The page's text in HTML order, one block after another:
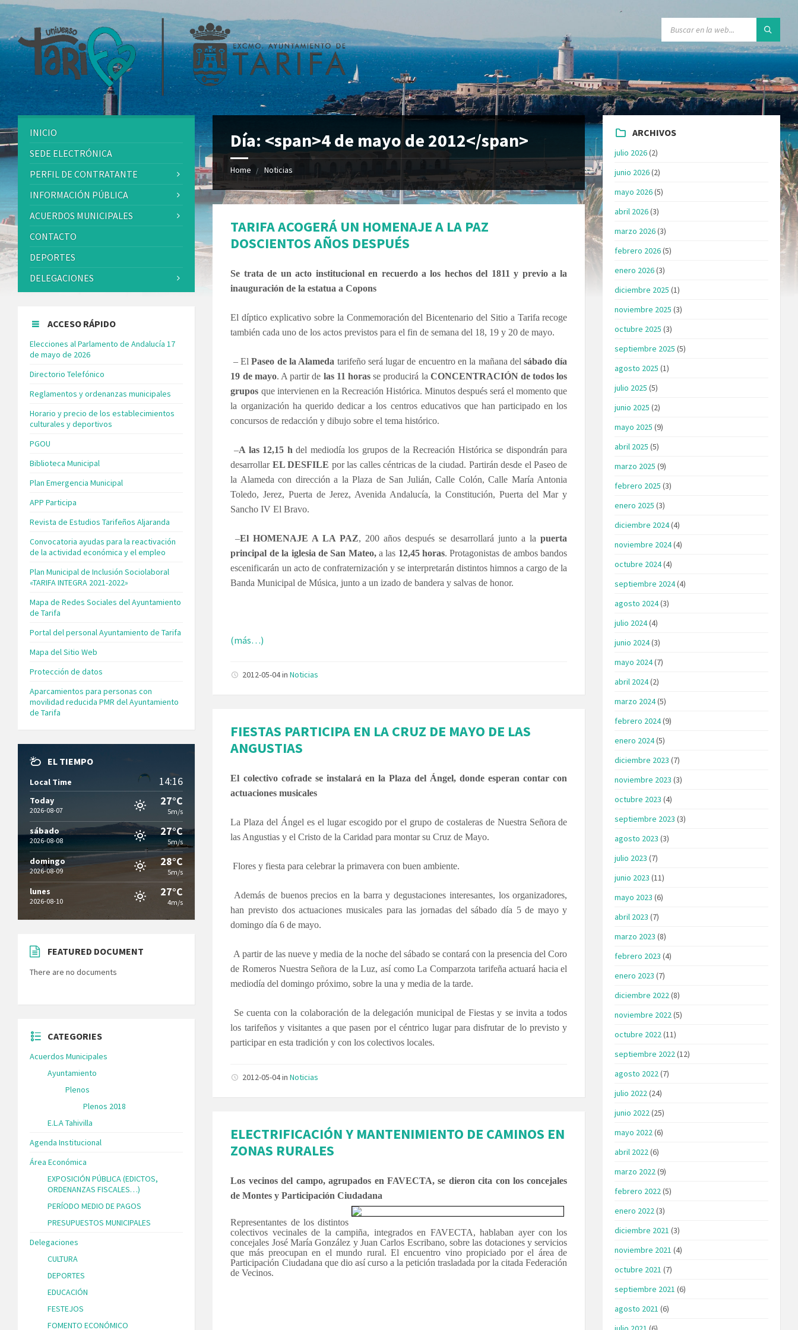
Día: <span>4 de mayo de 2012</span>
Home Noticias
TARIFA ACOGERÁ UN HOMENAJE A LA PAZ
DOSCIENTOS AÑOS DESPUÉS
Se trata de un acto institucional en recuerdo a los hechos del 1811 y previo a la
inauguración de la estatua a Copons
El díptico explicativo sobre la Conmemoración del Bicentenario del Sitio a Tarifa recoge
también cada uno de los actos previstos para el fin de semana del 18, 19 y 20 de mayo.
– ElPaseo de la Alameda tarifeño será lugar de encuentro en la mañana delsábado día
19 de mayo. A partir de las 11 horas se producirá la CONCENTRACIÓNde todos los
grupos que intervienen en la Recreación Histórica. Minutos después será el momento que
la organización ha querido dedicar a los centros educativos que han participado en los
concursos de redacción y dibujo sobre el tema histórico.
–A las 12,15 h del mediodía los grupos de la Recreación Histórica se dispondrán para
desarrollar EL DESFILE por las calles céntricas de la ciudad. Partirán desde el Paseo de
la Alameda con dirección a la Plaza de San Julián, Calle Colón, Calle María Antonia
Toledo, Jerez, Puerta de Jerez, Avenida Andalucía, la Constitución, Puerta del Mar y
Sancho IV El Bravo.
–El HOMENAJE A LA PAZ, 200 años después se desarrollará junto a lapuerta
principal de la iglesia de San Mateo,a las 12,45 horas. Protagonistas de ambos bandos
escenificarán un acto de confraternización y se interpretarán distintos himnos a cargo de la
Banda Municipal de Música, junto a un izado de bandera y salvas de honor.
(más…)
2012-05-04inNoticias
FIESTAS PARTICIPA EN LA CRUZ DE MAYO DE LAS
ANGUSTIAS
El colectivo cofrade se instalará en la Plaza del Ángel, donde esperan contar con
actuaciones musicales
La Plaza del Ángel es el lugar escogido por el grupo de costaleras de Nuestra Señora de
las Angustias y el Cristo de la Caridad para montar su Cruz de Mayo.
Flores y fiesta para celebrar la primavera con buen ambiente.
Además de buenos precios en la barra y degustaciones interesantes, los organizadores,
han previsto dos actuaciones musicales para las jornadas del sábado día 5 de mayo y
domingo día 6 de mayo.
A partir de las nueve y media de la noche del sábado se contará con la presencia del Coro
de Romeros Nuestra Señora de la Luz, así como La Comparzota tarifeña actuará hacia el
mediodía del domingo próximo, sobre la una y media de la tarde.
Se cuenta con la colaboración de la delegación municipal de Fiestas y se invita a todos
los tarifeños y visitantes a que pasen por el céntrico lugar para disfrutar de lo previsto y
participar en esta tradición y con los colectivos locales.
2012-05-04inNoticias
ELECTRIFICACIÓN Y MANTENIMIENTO DE CAMINOS EN
ZONAS RURALES
Los vecinos del campo, agrupados en FAVECTA, se dieron cita con los concejales
de Montes y Participación Ciudadana
Representantes de los distintos
colectivos vecinales de la campiña, integrados en FAVECTA, hablaban ayer con los
concejales José María González y Juan Carlos Escribano, sobre las dotaciones y servicios
que más preocupan en el mundo rural.El encuentro vino propiciado por el área de
Participación Ciudadana que dio así curso a la petición trasladada por la citada Federación
de Vecinos.
INICIO
SEDE ELECTRÓNICA
PERFIL DE CONTRATANTE
INFORMACIÓN PÚBLICA
ACUERDOS MUNICIPALES
CONTACTO
DEPORTES
DELEGACIONES
ACCESO RÁPIDO
Elecciones al Parlamento de Andalucía 17
de mayo de 2026
Directorio Telefónico
Reglamentos y ordenanzas municipales
Horario y precio de los establecimientos
culturales y deportivos
PGOU
Biblioteca Municipal
Plan Emergencia Municipal
APP Participa
Revista de Estudios Tarifeños Aljaranda
Convocatoria ayudas para la reactivación
de la actividad económica y el empleo
Plan Municipal de Inclusión Sociolaboral
«TARIFA INTEGRA 2021-2022»
Mapa de Redes Sociales del Ayuntamiento
de Tarifa
Portal del personal Ayuntamiento de Tarifa
Mapa del Sitio Web
Protección de datos
Aparcamientos para personas con
movilidad reducida PMR del Ayuntamiento
de Tarifa
EL TIEMPO
Local Time 14:16
Today
2026-08-07
27°C
5m/s
sábado
2026-08-08
27°C
5m/s
domingo
2026-08-09
28°C
5m/s
lunes
2026-08-10
27°C
4m/s
FEATURED DOCUMENT
There are no documents
CATEGORIES
Acuerdos Municipales
Ayuntamiento
Plenos
Plenos 2018
E.L.A Tahivilla
Agenda Institucional
Área Económica
EXPOSICIÓN PÚBLICA (EDICTOS,
ORDENANZAS FISCALES…)
PERÍODO MEDIO DE PAGOS
PRESUPUESTOS MUNICIPALES
Delegaciones
CULTURA
DEPORTES
EDUCACIÓN
FESTEJOS
FOMENTO ECONÓMICO
ARCHIVOS
julio 2026(2)
junio 2026(2)
mayo 2026(5)
abril 2026(3)
marzo 2026(3)
febrero 2026(5)
enero 2026(3)
diciembre 2025 (1)
noviembre 2025 (3)
octubre 2025 (3)
septiembre 2025 (5)
agosto 2025 (1)
julio 2025 (5)
junio 2025 (2)
mayo 2025 (9)
abril 2025 (5)
marzo 2025 (9)
febrero 2025 (3)
enero 2025 (3)
diciembre 2024(4)
noviembre 2024(4)
octubre 2024(4)
septiembre 2024(4)
agosto 2024(3)
julio 2024(4)
junio 2024(3)
mayo 2024(7)
abril 2024(2)
marzo 2024(5)
febrero 2024(9)
enero 2024(5)
diciembre 2023 (7)
noviembre 2023 (3)
octubre 2023 (4)
septiembre 2023 (3)
agosto 2023 (3)
julio 2023 (7)
junio 2023 (11)
mayo 2023 (6)
abril 2023 (7)
marzo 2023 (8)
febrero 2023 (4)
enero 2023 (7)
diciembre 2022 (8)
noviembre 2022 (5)
octubre 2022 (11)
septiembre 2022 (12)
agosto 2022 (7)
julio 2022 (24)
junio 2022 (25)
mayo 2022 (6)
abril 2022 (6)
marzo 2022 (9)
febrero 2022 (5)
enero 2022 (3)
diciembre 2021 (3)
noviembre 2021 (4)
octubre 2021 (7)
septiembre 2021 (6)
agosto 2021 (6)